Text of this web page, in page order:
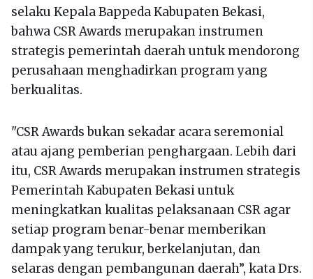
selaku Kepala Bappeda Kabupaten Bekasi,
bahwa CSR Awards merupakan instrumen
strategis pemerintah daerah untuk mendorong
perusahaan menghadirkan program yang
berkualitas.
"CSR Awards bukan sekadar acara seremonial
atau ajang pemberian penghargaan. Lebih dari
itu, CSR Awards merupakan instrumen strategis
Pemerintah Kabupaten Bekasi untuk
meningkatkan kualitas pelaksanaan CSR agar
setiap program benar-benar memberikan
dampak yang terukur, berkelanjutan, dan
selaras dengan pembangunan daerah”, kata Drs.